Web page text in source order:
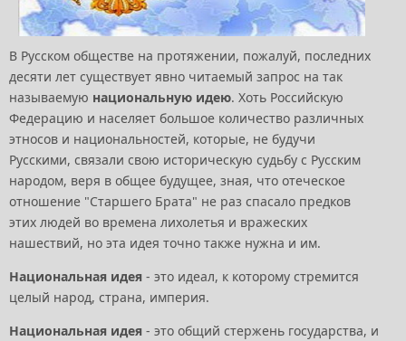
В Русском обществе на протяжении, пожалуй, последних
десяти лет существует явно читаемый запрос на так
называемую национальную идею. Хоть Российскую
Федерацию и населяет большое количество различных
этносов и национальностей, которые, не будучи
Русскими, связали свою историческую судьбу с Русским
народом, веря в общее будущее, зная, что отеческое
отношение "Старшего Брата" не раз спасало предков
этих людей во времена лихолетья и вражеских
нашествий, но эта идея точно также нужна и им.
Национальная идея - это идеал, к которому стремится
целый народ, страна, империя.
Национальная идея - это общий стержень государства, и